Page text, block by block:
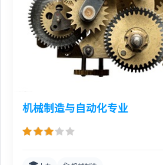
机械制造与自动化专业